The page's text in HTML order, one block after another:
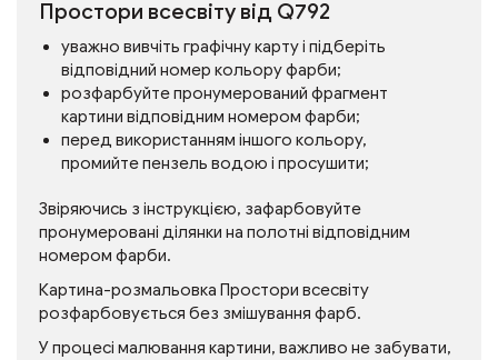
Простори всесвіту від Q792
уважно вивчіть графічну карту і підберіть
відповідний номер кольору фарби;
розфарбуйте пронумерований фрагмент
картини відповідним номером фарби;
перед використанням іншого кольору,
промийте пензель водою і просушити;
Звіряючись з інструкцією, зафарбовуйте
пронумеровані ділянки на полотні відповідним
номером фарби.
Картина-розмальовка Простори всесвіту
розфарбовується без змішування фарб.
У процесі малювання картини, важливо не забувати,